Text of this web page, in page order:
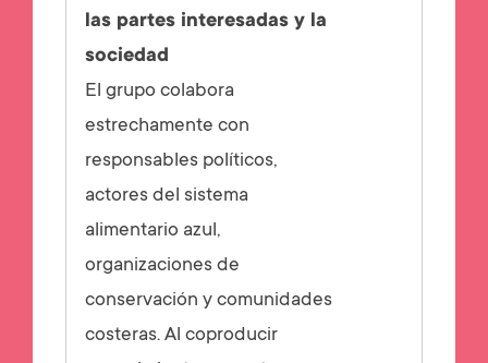
las partes interesadas y la
sociedad
El grupo colabora
estrechamente con
responsables políticos,
actores del sistema
alimentario azul,
organizaciones de
conservación y comunidades
costeras. Al coproducir